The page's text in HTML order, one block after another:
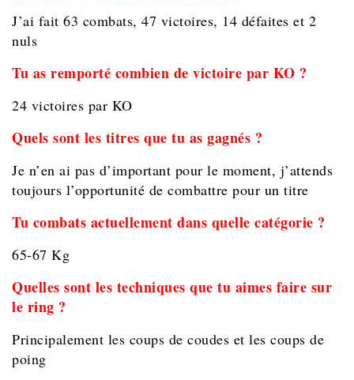
J’ai fait 63 combats, 47 victoires, 14 défaites et 2
nuls
Tu as remporté combien de victoire par KO ?
24 victoires par KO
Quels sont les titres que tu as gagnés ?
Je n’en ai pas d’important pour le moment, j’attends
toujours l’opportunité de combattre pour un titre
Tu combats actuellement dans quelle catégorie ?
65-67 Kg
Quelles sont les techniques que tu aimes faire sur
le ring ?
Principalement les coups de coudes et les coups de
poing